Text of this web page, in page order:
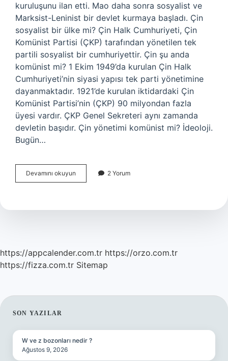
kuruluşunu ilan etti. Mao daha sonra sosyalist ve
Marksist-Leninist bir devlet kurmaya başladı. Çin
sosyalist bir ülke mi? Çin Halk Cumhuriyeti, Çin
Komünist Partisi (ÇKP) tarafından yönetilen tek
partili sosyalist bir cumhuriyettir. Çin şu anda
komünist mi? 1 Ekim 1949’da kurulan Çin Halk
Cumhuriyeti’nin siyasi yapısı tek parti yönetimine
dayanmaktadır. 1921’de kurulan iktidardaki Çin
Komünist Partisi’nin (ÇKP) 90 milyondan fazla
üyesi vardır. ÇKP Genel Sekreteri aynı zamanda
devletin başıdır. Çin yönetimi komünist mi? İdeoloji.
Bugün…
Devamını okuyun
Hala
2 Yorum
https://appcalender.com.tr https://orzo.com.tr
https://fizza.com.tr Sitemap
SIDEBAR
SON YAZILAR
W ve z bozonları nedir ?
Ağustos 9, 2026